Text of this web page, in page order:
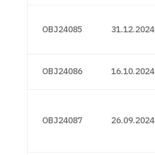
OBJ24085 31.12.2024
OBJ24086 16.10.2024
OBJ24087 26.09.2024